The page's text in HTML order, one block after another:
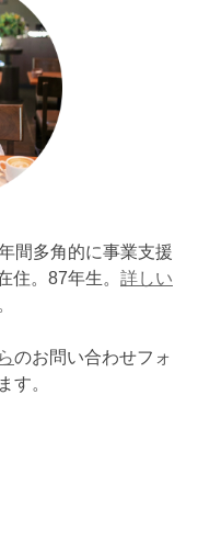
間多角的に事業支援
住。87年生。 詳しい
。
のお問い合わせフォ
す。